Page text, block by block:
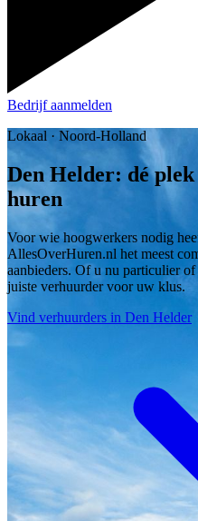
Bedrijf aanmelden
Lokaal · Noord-Holland
Den Helder: dé
huren
Voor wie hoogwerkers nodig
AllesOverHuren.nl het meest
aanbieders. Of u nu particulier
juiste verhuurder voor uw klus.
Vind verhuurders in Den Helder